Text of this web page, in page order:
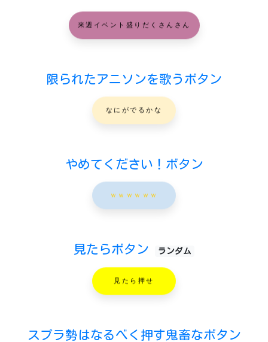
来週イベント盛りだくさんさん
限られたアニソンを歌うボタン
なにがでるかな
やめてください！ボタン
ｗｗｗｗｗｗ
見たらボタン ランダム
見たら押せ
スプラ勢はなるべく押す鬼畜なボタン